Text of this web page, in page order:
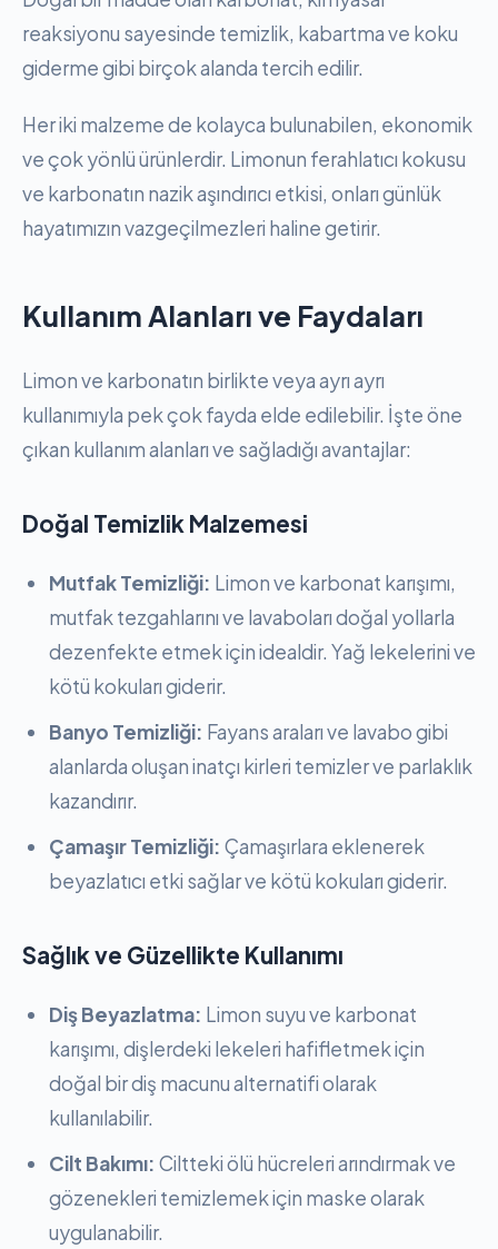
reaksiyonu sayesinde temizlik, kabartma ve koku
giderme gibi birçok alanda tercih edilir.
Her iki malzeme de kolayca bulunabilen, ekonomik
ve çok yönlü ürünlerdir. Limonun ferahlatıcı kokusu
ve karbonatın nazik aşındırıcı etkisi, onları günlük
hayatımızın vazgeçilmezleri haline getirir.
Kullanım Alanları ve Faydaları
Limon ve karbonatın birlikte veya ayrı ayrı
kullanımıyla pek çok fayda elde edilebilir. İşte öne
çıkan kullanım alanları ve sağladığı avantajlar:
Doğal Temizlik Malzemesi
Mutfak Temizliği: Limon ve karbonat karışımı,
mutfak tezgahlarını ve lavaboları doğal yollarla
dezenfekte etmek için idealdir. Yağ lekelerini ve
kötü kokuları giderir.
Banyo Temizliği: Fayans araları ve lavabo gibi
alanlarda oluşan inatçı kirleri temizler ve parlaklık
kazandırır.
Çamaşır Temizliği: Çamaşırlara eklenerek
beyazlatıcı etki sağlar ve kötü kokuları giderir.
Sağlık ve Güzellikte Kullanımı
Diş Beyazlatma: Limon suyu ve karbonat
karışımı, dişlerdeki lekeleri hafifletmek için
doğal bir diş macunu alternatifi olarak
kullanılabilir.
Cilt Bakımı: Ciltteki ölü hücreleri arındırmak ve
gözenekleri temizlemek için maske olarak
uygulanabilir.